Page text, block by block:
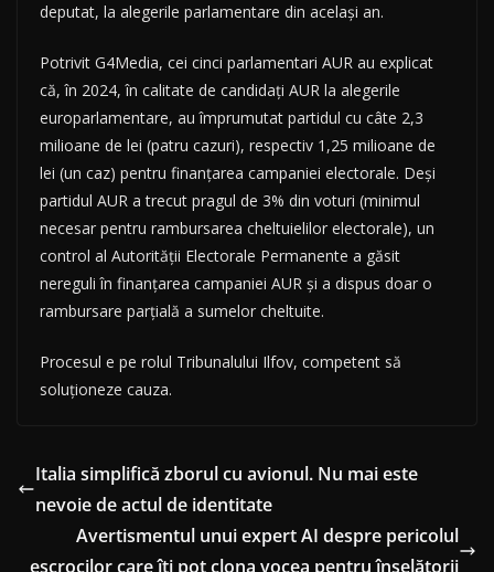
deputat, la alegerile parlamentare din același an.
Potrivit G4Media, cei cinci parlamentari AUR au explicat
că, în 2024, în calitate de candidați AUR la alegerile
europarlamentare, au împrumutat partidul cu câte 2,3
milioane de lei (patru cazuri), respectiv 1,25 milioane de
lei (un caz) pentru finanțarea campaniei electorale. Deși
partidul AUR a trecut pragul de 3% din voturi (minimul
necesar pentru rambursarea cheltuielilor electorale), un
control al Autorității Electorale Permanente a găsit
nereguli în finanțarea campaniei AUR și a dispus doar o
rambursare parțială a sumelor cheltuite.
Procesul e pe rolul Tribunalului Ilfov, competent să
soluționeze cauza.
Italia simplifică zborul cu avionul. Nu mai este
nevoie de actul de identitate
Avertismentul unui expert AI despre pericolul
escrocilor care îți pot clona vocea pentru înșelătorii